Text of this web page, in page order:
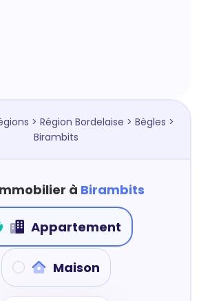
> Région Bordelaise > Bègles >
Birambits
à Birambits
Appartement
Maison